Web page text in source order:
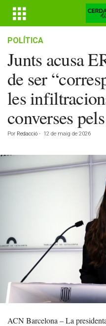
POLÍTICA
Junts acusa
de ser
les
converses
Por Redacció - 12 de maig de 2026
ACN Barcelona – La